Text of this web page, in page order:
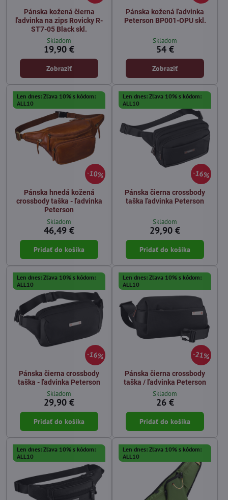
Pánska kožená čierna
ľadvinka na zips Rovicky R-
ST7-05 Black skl.
Skladom
19,90 €
Zobraziť
Pánska kožená ľadvinka
Peterson BP001-OPU skl.
Skladom
54 €
Zobraziť
10%
Len dnes: Zľava 10% s kódom:
ALL10
Pánska hnedá kožená
crossbody taška - ľadvinka
Peterson
Skladom
46,49 €
Pridať do košíka
16%
Len dnes: Zľava 10% s kódom:
ALL10
Pánska čierna crossbody
taška ľadvinka Peterson
Skladom
29,90 €
Pridať do košíka
16%
Len dnes: Zľava 10% s kódom:
ALL10
Pánska čierna crossbody
taška - ľadvinka Peterson
Skladom
29,90 €
Pridať do košíka
21%
Len dnes: Zľava 10% s kódom:
ALL10
Pánska čierna crossbody
taška / ľadvinka Peterson
Skladom
26 €
Pridať do košíka
Len dnes: Zľava 10% s kódom:
ALL10
Len dnes: Zľava 10% s kódom:
ALL10